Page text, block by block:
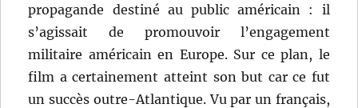
propagande destiné au public américain : il
s’agissait de promouvoir l’engagement
militaire américain en Europe. Sur ce plan, le
film a certainement atteint son but car ce fut
un succès outre-Atlantique. Vu par un français,